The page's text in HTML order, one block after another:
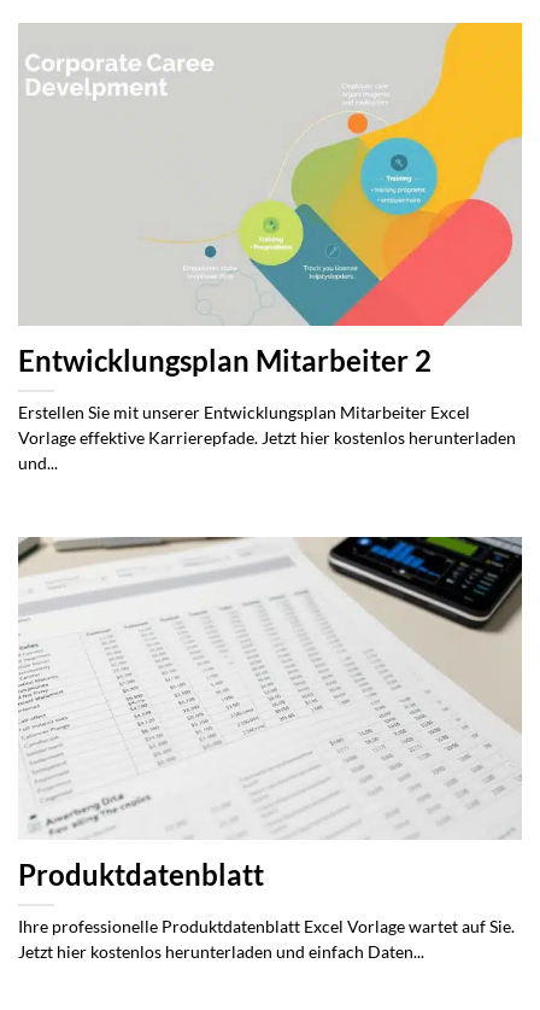
Entwicklungsplan Mitarbeiter 2
Erstellen Sie mit unserer Entwicklungsplan Mitarbeiter Excel
Vorlage effektive Karrierepfade. Jetzt hier kostenlos herunterladen
und...
Produktdatenblatt
Ihre professionelle Produktdatenblatt Excel Vorlage wartet auf Sie.
Jetzt hier kostenlos herunterladen und einfach Daten...